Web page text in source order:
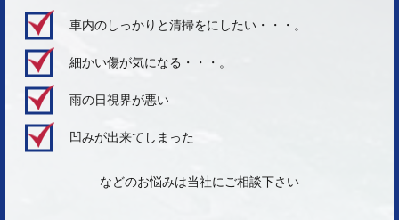
車内のしっかりと清掃をにしたい・・・。
細かい傷が気になる・・・。
雨の日視界が悪い
凹みが出来てしまった
などのお悩みは当社にご相談下さい